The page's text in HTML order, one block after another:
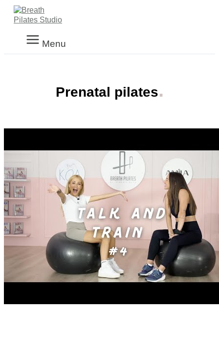
Μετάβαση
στο
περιεχόμενο
Menu
Menu
Prenatal pilates.